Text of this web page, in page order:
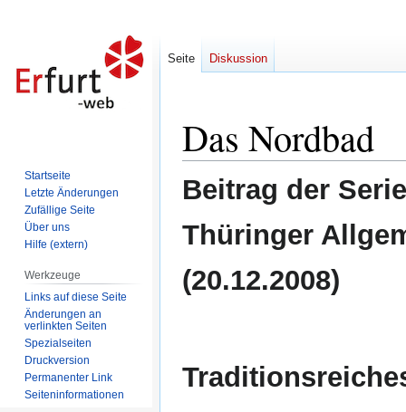
Navigation
springen
Suche
springen
Das Nordbad
Beitrag der
Thüringer
(20.12.2008)
Seite Diskussion
Startseite
Letzte Änderungen
Zufällige Seite
Über uns
Hilfe (extern)
Werkzeuge
Links auf diese Seite
Änderungen an
verlinkten Seiten
Spezialseiten
Druckversion
Permanenter Link
Seiten­informationen